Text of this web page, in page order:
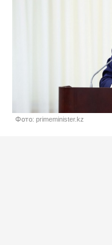
Фото: primeminister.kz